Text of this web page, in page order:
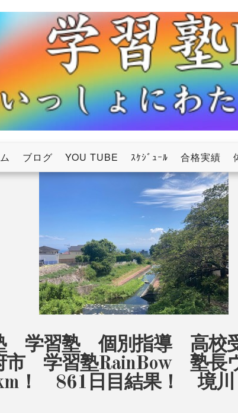
ブログ YOU TUBE ｽｹｼﾞｭｰﾙ 合格実績
学習塾 個別指導 高校
学習塾RainBow 塾長
！ 861日目結果！ 境川